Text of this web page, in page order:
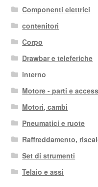
Componenti elettrici
contenitori
Corpo
Drawbar e teleferiche
interno
Motore - parti e
Motori, cambi
Pneumatici e ruote
Raffreddamento,
Set di strumenti
Telaio e assi